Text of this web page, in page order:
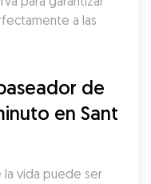
a las
de
en Sant
la vida puede ser